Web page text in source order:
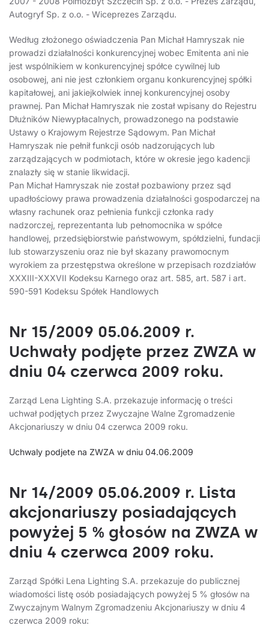
Autogryf Sp. z o.o. - Wiceprezes Zarządu.
Według złożonego oświadczenia Pan Michał Hamryszak nie
prowadzi działalności konkurencyjnej wobec Emitenta ani nie
jest wspólnikiem w konkurencyjnej spółce cywilnej lub
osobowej, ani nie jest członkiem organu konkurencyjnej spółki
kapitałowej, ani jakiejkolwiek innej konkurencyjnej osoby
prawnej. Pan Michał Hamryszak nie został wpisany do Rejestru
Dłużników Niewypłacalnych, prowadzonego na podstawie
Ustawy o Krajowym Rejestrze Sądowym. Pan Michał
Hamryszak nie pełnił funkcji osób nadzorujących lub
zarządzających w podmiotach, które w okresie jego kadencji
znalazły się w stanie likwidacji.
Pan Michał Hamryszak nie został pozbawiony przez sąd
upadłościowy prawa prowadzenia działalności gospodarczej na
własny rachunek oraz pełnienia funkcji członka rady
nadzorczej, reprezentanta lub pełnomocnika w spółce
handlowej, przedsiębiorstwie państwowym, spółdzielni, fundacji
lub stowarzyszeniu oraz nie był skazany prawomocnym
wyrokiem za przestępstwa określone w przepisach rozdziałów
XXXIII-XXXVII Kodeksu Karnego oraz art. 585, art. 587 i art.
590-591 Kodeksu Spółek Handlowych
Nr 15/2009 05.06.2009 r.
Uchwały podjęte przez ZWZA w
dniu 04 czerwca 2009 roku.
Zarząd Lena Lighting S.A. przekazuje informację o treści
uchwał podjętych przez Zwyczajne Walne Zgromadzenie
Akcjonariuszy w dniu 04 czerwca 2009 roku.
Uchwaly podjete na ZWZA w dniu 04.06.2009
Nr 14/2009 05.06.2009 r. Lista
akcjonariuszy posiadających
powyżej 5 % głosów na ZWZA w
dniu 4 czerwca 2009 roku.
Zarząd Spółki Lena Lighting S.A. przekazuje do publicznej
wiadomości listę osób posiadających powyżej 5 % głosów na
Zwyczajnym Walnym Zgromadzeniu Akcjonariuszy w dniu 4
czerwca 2009 roku: